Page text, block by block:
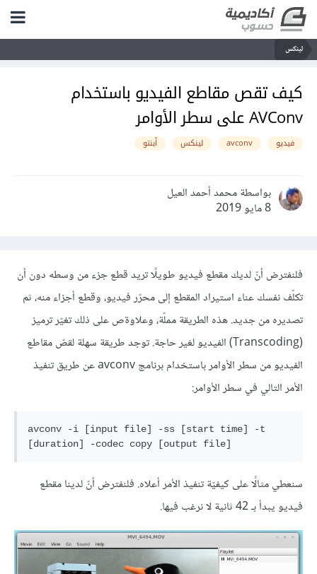
لينكس
كيف تقص مقاطع الفيديو باستخدام
AVConv على سطر الأوامر
فيديو avconv لينكس أبنتو
بواسطة محمد أحمد العيل
8 مايو 2019
فلنفترض أنّ لديك مقطع فيديو طويلًا تريد قطع جزء من وسطه دون أن
تكلّف نفسك عناء استيراد المقطع إلى محرّر فيديو، وقطع أجزاء منه، ثم
تصديره من جديد. هذه الطريقة مملّة، وعلاوةص على ذلك تغيّر ترميز
(Transcoding) الفيديو لغير حاجة. توجد طريقة سهلة لقصّ مقاطع
الفيديو من سطر الأوامر باستخدام برنامج avconv عن طريق تنفيذ
الأمر التالي في سطر الأوامر:
avconv -i [input file] -ss [start time] -t
سنعطي مثالًا على كيفيّة تنفيذ الأمر أعلاه. فلنفترض أنّ لدينا مقطع
فيديو يبدأ بـ 42 ثانية لا نرغب فيها.